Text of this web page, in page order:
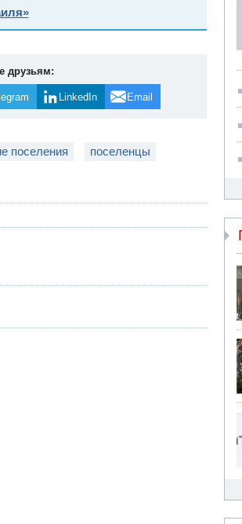
друзьям:
LinkedIn Email
поселения
поселенцы